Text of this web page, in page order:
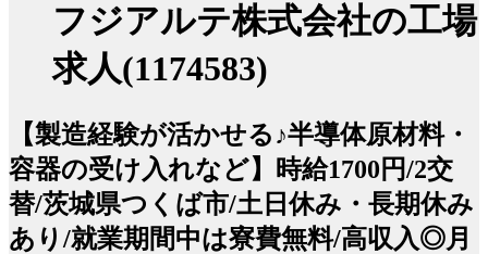
フジアルテ株式会社の工場
求人(1174583)
【製造経験が活かせる♪半導体原材料・
容器の受け入れなど】時給1700円/2交
替/茨城県つくば市/土日休み・長期休み
あり/就業期間中は寮費無料/高収入◎月